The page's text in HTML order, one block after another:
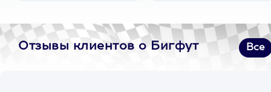
Отзывы клиентов о Бигфут Все